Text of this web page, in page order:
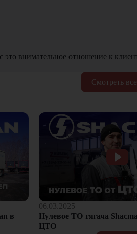
внимательное отношение к
Смотреть
в
06.03.2025
Нулевое ТО тягача
ЦТО